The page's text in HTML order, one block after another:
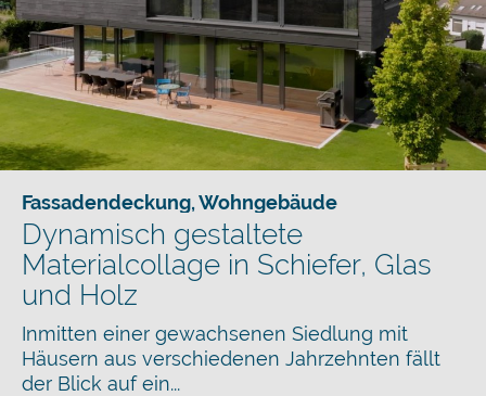
Fassadendeckung,Wohngebäude
Dynamisch gestaltete
Materialcollage in Schiefer, Glas
und Holz
Inmitten einer gewachsenen Siedlung mit
Häusern aus verschiedenen Jahrzehnten fällt
der Blick auf ein...